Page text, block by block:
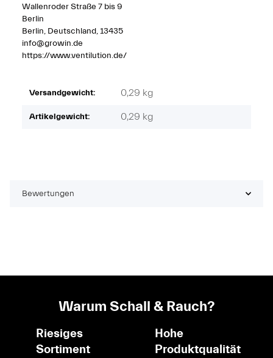
Wallenroder Straße 7 bis 9
Berlin
Berlin, Deutschland, 13435
info@growin.de
https://www.ventilution.de/
Versandgewicht: 0,29 kg
Artikelgewicht: 0,29 kg
Bewertungen
Warum Schall & Rauch?
Riesiges
Sortiment
Hohe
Produktqualität